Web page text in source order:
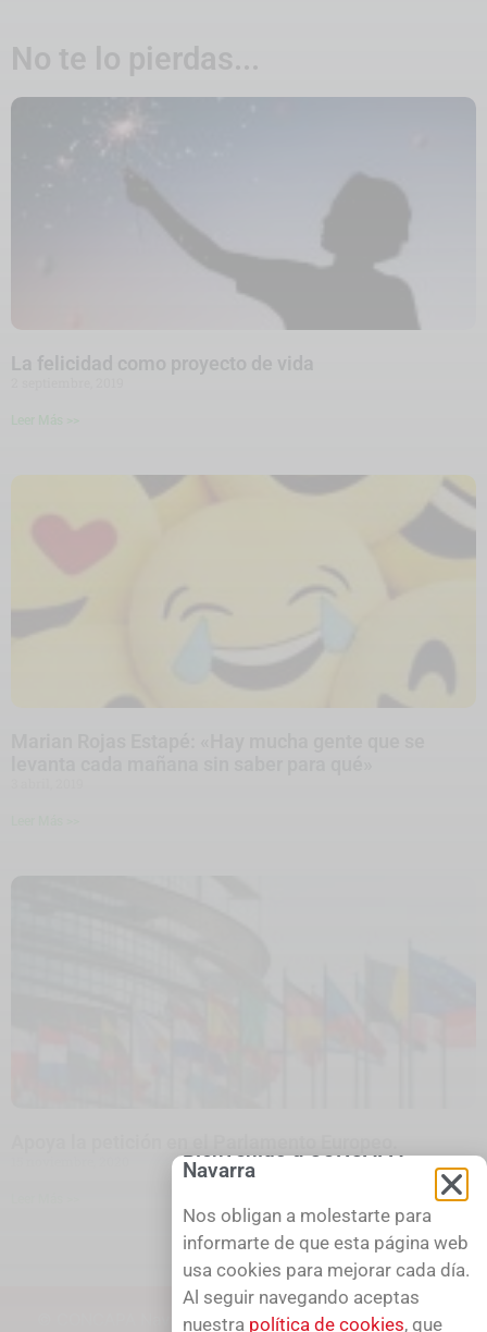
1 2 3 4 5
© CONCAPA Navarra, 2026.- Aviso Legal - Política de